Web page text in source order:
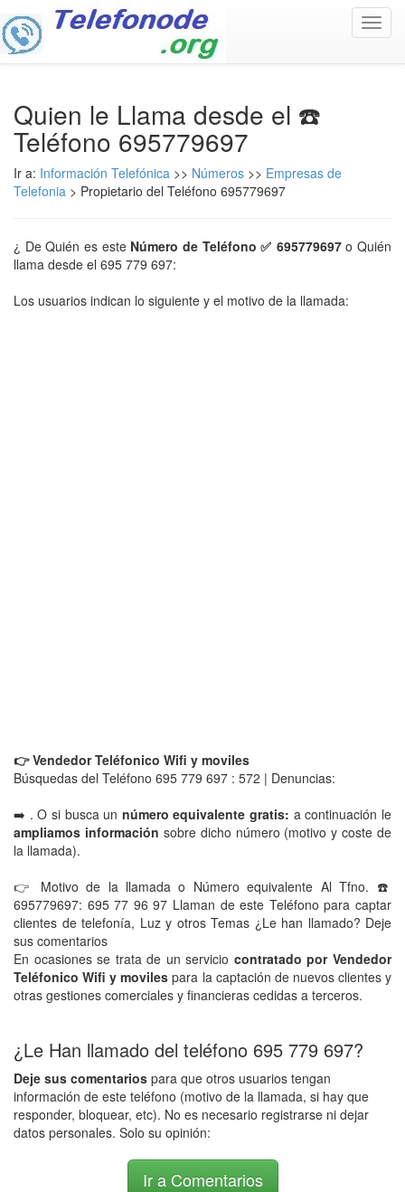
Quien le Llama desde el ☎️
Teléfono 695779697
Ir a: Información Telefónica >> Números >> Empresas de
Telefonia > Propietario del Teléfono 695779697
¿ De Quién es este Número de Teléfono ✅ 695779697o Quién
llama desde el 695 779 697:
Los usuarios indican lo siguiente y el motivo de la llamada:
👉 Vendedor Teléfonico Wifi y moviles
Búsquedas del Teléfono 695 779 697 : 572 | Denuncias:
➡️ . O si busca un número equivalente gratis: a continuación le
ampliamos información sobre dicho número (motivo y coste de
la llamada).
👉 Motivo de la llamada o Número equivalente Al Tfno. ☎️
695779697: 695 77 96 97 Llaman de este Teléfono para captar
clientes de telefonía, Luz y otros Temas ¿Le han llamado? Deje
sus comentarios
En ocasiones se trata de un servicio contratado por Vendedor
Teléfonico Wifi y movilespara la captación de nuevos clientes y
otras gestiones comerciales y financieras cedidas a terceros.
¿Le Han llamado del teléfono 695 779 697?
Deje sus comentarios para que otros usuarios tengan
información de este teléfono (motivo de la llamada, si hay que
responder, bloquear, etc). No es necesario registrarse ni dejar
datos personales. Solo su opinión:
Ir a Comentarios